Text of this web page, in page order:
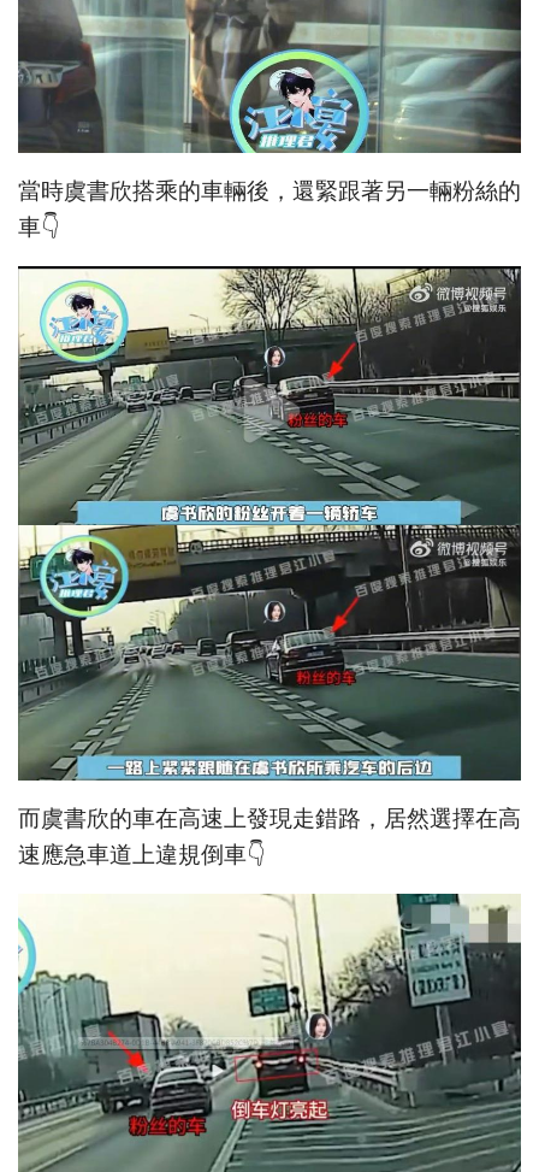
當時虞書欣搭乘的車輛後，還緊跟著另一輛粉絲的
車👇
而虞書欣的車在高速上發現走錯路，居然選擇在高
速應急車道上違規倒車👇